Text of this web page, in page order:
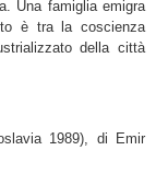
Una famiglia emigra
è tra la coscienza
della città
1989), di Emir